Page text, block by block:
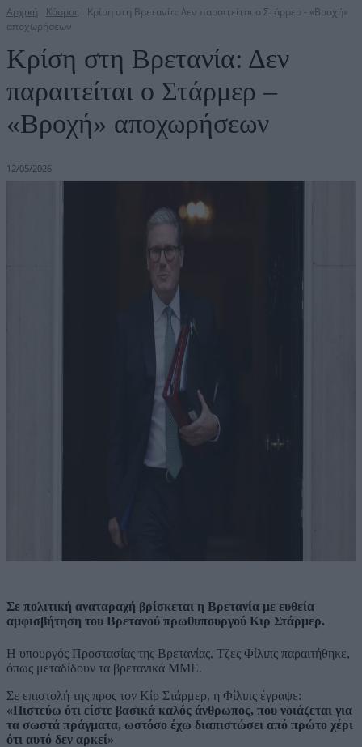
Αρχική Κόσμος
Κρίση στη Βρετανία: Δεν παραιτείται ο Στάρμερ - «Βροχή»
αποχωρήσεων
Κρίση στη Βρετανία: Δεν
παραιτείται ο Στάρμερ –
«Βροχή» αποχωρήσεων
12/05/2026
Σε πολιτική αναταραχή βρίσκεται η Βρετανία με ευθεία
αμφισβήτηση του Βρετανού πρωθυπουργού Κιρ Στάρμερ.
Η υπουργός Προστασίας της Βρετανίας, Τζες Φίλιπς παραιτήθηκε,
όπως μεταδίδουν τα βρετανικά ΜΜΕ.
Σε επιστολή της προς τον Κίρ Στάρμερ, η Φίλιπς έγραψε:
«Πιστεύω ότι είστε βασικά καλός άνθρωπος, που νοιάζεται για
τα σωστά πράγματα, ωστόσο έχω διαπιστώσει από πρώτο χέρι
ότι αυτό δεν αρκεί»